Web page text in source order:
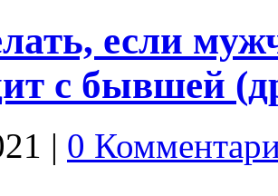
если
с бывшей
| 0